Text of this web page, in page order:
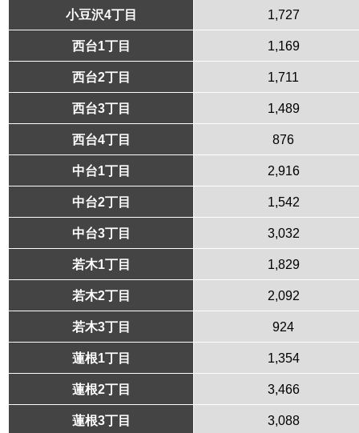
小豆沢4丁目 1,727
西台1丁目 1,169
西台2丁目 1,711
西台3丁目 1,489
西台4丁目 876
中台1丁目 2,916
中台2丁目 1,542
中台3丁目 3,032
若木1丁目 1,829
若木2丁目 2,092
若木3丁目 924
蓮根1丁目 1,354
蓮根2丁目 3,466
蓮根3丁目 3,088